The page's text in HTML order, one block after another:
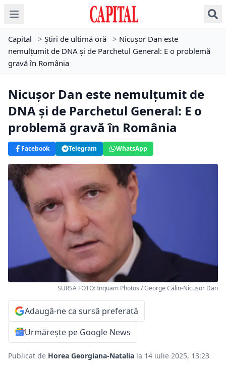
Capital > Știri de ultimă oră > Nicușor Dan este
nemulțumit de DNA și de Parchetul General: E o problemă
gravă în România
Nicușor Dan este nemulțumit de
DNA și de Parchetul General: E o
problemă gravă în România
Facebook Telegram WhatsApp
SURSA FOTO: Inquam Photos / George Călin-Nicușor Dan
Adaugă-ne ca sursă preferată
Urmărește pe Google News
Publicat de Horea Georgiana-Natalia la 14 iulie 2025, 13:23